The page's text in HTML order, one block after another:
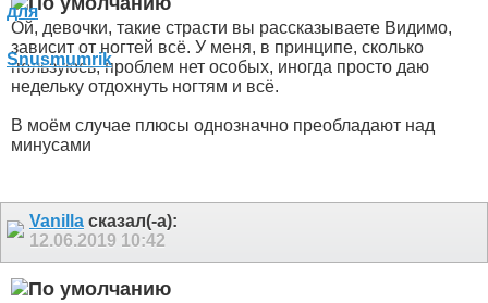
Ой, девочки, такие страсти вы рассказываете Видимо,
зависит от ногтей всё. У меня, в принципе, сколько
пользуюсь, проблем нет особых, иногда просто даю
недельку отдохнуть ногтям и всё.
В моём случае плюсы однозначно преобладают над
минусами
Vanilla сказал(-а):
12.06.2019 10:42